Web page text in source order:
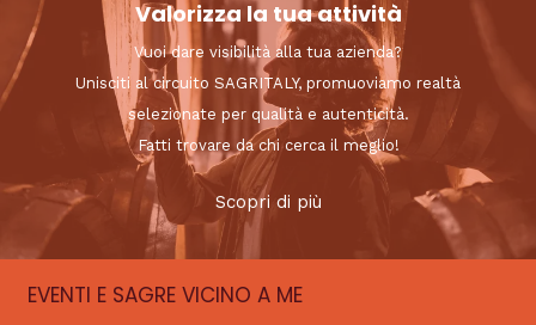
Valorizza la tua attività
Vuoi dare visibilità alla tua azienda?
Unisciti al circuito SAGRITALY, promuoviamo realtà
selezionate per qualità e autenticità.
Fatti trovare da chi cerca il meglio!
Scopri di più
EVENTI E SAGRE VICINO A ME